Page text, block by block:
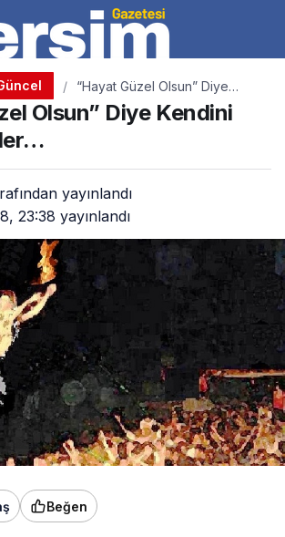
“Hayat Güzel Olsun” Diye
Kendini Feda Edenler…
Olsun” Diye Kendini
yayınlandı
23:38 yayınlandı
Beğen